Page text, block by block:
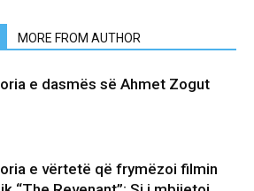
MORE FROM AUTHOR
e dasmës së Ahmet Zogut
e vërtetë që frymëzoi filmin